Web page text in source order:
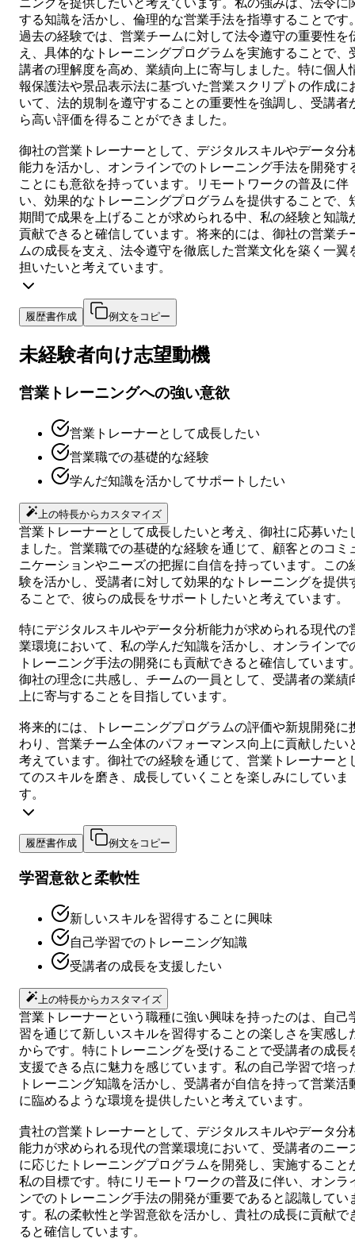
する知識を活かし、倫理的な営業手法を指導することです
過去の経験では、営業チームに対して法令遵守の重要性を
え、具体的なトレーニングプログラムを実施することで、
講者の理解度を高め、業績向上に寄与しました。特に個人
報保護法や景品表示法に基づいた営業スクリプトの作成に
いて、法的規制を遵守することの重要性を強調し、受講者
ら高い評価を得ることができました。
御社の営業トレーナーとして、デジタルスキルやデータ分
能力を活かし、オンラインでのトレーニング手法を開発す
ことにも意欲を持っています。リモートワークの普及に伴
い、効果的なトレーニングプログラムを提供することで、
期間で成果を上げることが求められる中、私の経験と知識
貢献できると確信しています。将来的には、御社の営業チ
ムの成長を支え、法令遵守を徹底した営業文化を築く一翼
担いたいと考えています。
履歴書作成 例文をコピー
未経験者向け志望動機
営業トレーニングへの強い意欲
営業トレーナーとして成長したい
営業職での基礎的な経験
学んだ知識を活かしてサポートしたい
上の特長からカスタマイズ
営業トレーナーとして成長したいと考え、御社に応募いた
ました。営業職での基礎的な経験を通じて、顧客とのコミ
ニケーションやニーズの把握に自信を持っています。この
験を活かし、受講者に対して効果的なトレーニングを提供
ることで、彼らの成長をサポートしたいと考えています。
特にデジタルスキルやデータ分析能力が求められる現代の
業環境において、私の学んだ知識を活かし、オンラインで
トレーニング手法の開発にも貢献できると確信しています
御社の理念に共感し、チームの一員として、受講者の業績
上に寄与することを目指しています。
将来的には、トレーニングプログラムの評価や新規開発に
わり、営業チーム全体のパフォーマンス向上に貢献したい
考えています。御社での経験を通じて、営業トレーナーと
てのスキルを磨き、成長していくことを楽しみにしていま
す。
履歴書作成 例文をコピー
学習意欲と柔軟性
新しいスキルを習得することに興味
自己学習でのトレーニング知識
受講者の成長を支援したい
上の特長からカスタマイズ
営業トレーナーという職種に強い興味を持ったのは、自己
習を通じて新しいスキルを習得することの楽しさを実感し
からです。特にトレーニングを受けることで受講者の成長
支援できる点に魅力を感じています。私の自己学習で培っ
トレーニング知識を活かし、受講者が自信を持って営業活
に臨めるような環境を提供したいと考えています。
貴社の営業トレーナーとして、デジタルスキルやデータ分
能力が求められる現代の営業環境において、受講者のニー
に応じたトレーニングプログラムを開発し、実施すること
私の目標です。特にリモートワークの普及に伴い、オンラ
ンでのトレーニング手法の開発が重要であると認識してい
す。私の柔軟性と学習意欲を活かし、貴社の成長に貢献で
ると確信しています。